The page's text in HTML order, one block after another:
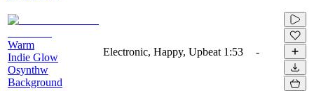
Warm
Indie Glow
Osynthw
Background
Electronic, Happy, Upbeat 1:53 -